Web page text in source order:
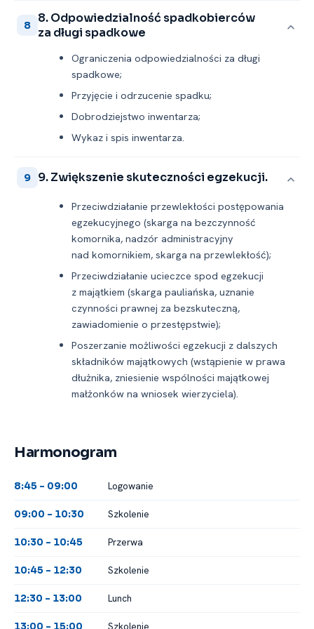
8
8. Odpowiedzialność spadkobierców
za długi spadkowe
Ograniczenia odpowiedzialności za długi
spadkowe;
Przyjęcie i odrzucenie spadku;
Dobrodziejstwo inwentarza;
Wykaz i spis inwentarza.
9 9. Zwiększenie skuteczności egzekucji.
Przeciwdziałanie przewlekłości postępowania
egzekucyjnego (skarga na bezczynność
komornika, nadzór administracyjny
nad komornikiem, skarga na przewlekłość);
Przeciwdziałanie ucieczce spod egzekucji
z majątkiem (skarga pauliańska, uznanie
czynności prawnej za bezskuteczną,
zawiadomienie o przestępstwie);
Poszerzanie możliwości egzekucji z dalszych
składników majątkowych (wstąpienie w prawa
dłużnika, zniesienie wspólności majątkowej
małżonków na wniosek wierzyciela).
Harmonogram
8:45 -⁠ 09:00 Logowanie
09:00 -⁠ 10:30 Szkolenie
10:30 -⁠ 10:45 Przerwa
10:45 -⁠ 12:30 Szkolenie
12:30 -⁠ 13:00 Lunch
13:00 -⁠ 15:00